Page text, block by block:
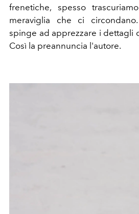
frenetiche, spesso
meraviglia che ci
spinge ad apprezzare i dettagli
Così la preannuncia l'autore.